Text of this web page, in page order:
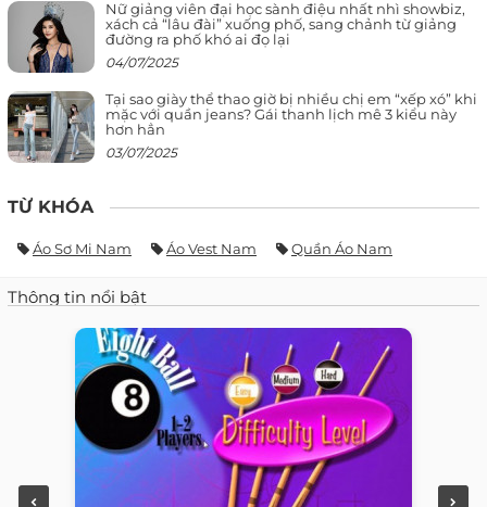
Nữ giảng viên đại học sành điệu nhất nhì showbiz,
xách cả “lâu đài” xuống phố, sang chảnh từ giảng
đường ra phố khó ai đọ lại
04/07/2025
Tại sao giày thể thao giờ bị nhiều chị em “xếp xó” khi
mặc với quần jeans? Gái thanh lịch mê 3 kiểu này
hơn hẳn
03/07/2025
TỪ KHÓA
Áo Sơ Mi Nam Áo Vest Nam Quần Áo Nam
Thông tin nổi bật